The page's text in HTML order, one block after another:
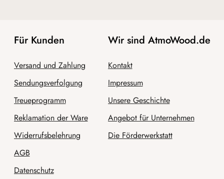
Für Kunden
Versand und Zahlung
Sendungsverfolgung
Treueprogramm
Reklamation der Ware
Widerrufsbelehrung
AGB
Datenschutz
Wir sind AtmoWood.de
Kontakt
Impressum
Unsere Geschichte
Angebot für Unternehmen
Die Förderwerkstatt